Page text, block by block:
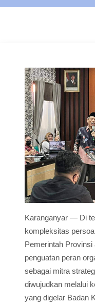
Karanganyar — Di
kompleksitas
Pemerintah Provinsi
penguatan peran
sebagai mitra
diwujudkan melalui
yang digelar Badan